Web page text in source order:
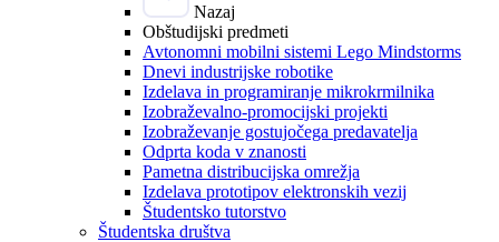
Nazaj
Obštudijski predmeti
Avtonomni mobilni sistemi Lego Mindstorms
Dnevi industrijske robotike
Izdelava in programiranje mikrokrmilnika
Izobraževalno-promocijski projekti
Izobraževanje gostujočega predavatelja
Odprta koda v znanosti
Pametna distribucijska omrežja
Izdelava prototipov elektronskih vezij
Študentsko tutorstvo
Študentska društva